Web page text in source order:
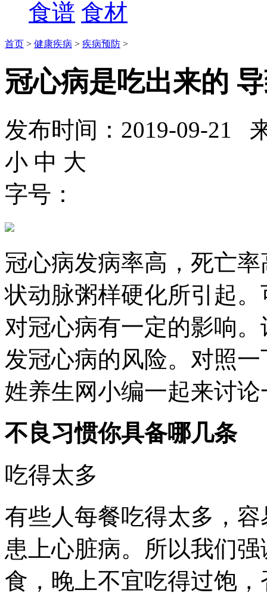
食谱 食材
首页 > 健康疾病 > 疾病预防 >
冠心病是吃出来的
发布时间：2019-09-21
小 中 大
字号：
冠心病发病率高，死亡
状动脉粥样硬化所引起
对冠心病有一定的影响
发冠心病的风险。对照
姓养生网小编一起来讨
不良习惯你具备哪几条
吃得太多
有些人每餐吃得太多，
患上心脏病。所以我们
食，晚上不宜吃得过饱